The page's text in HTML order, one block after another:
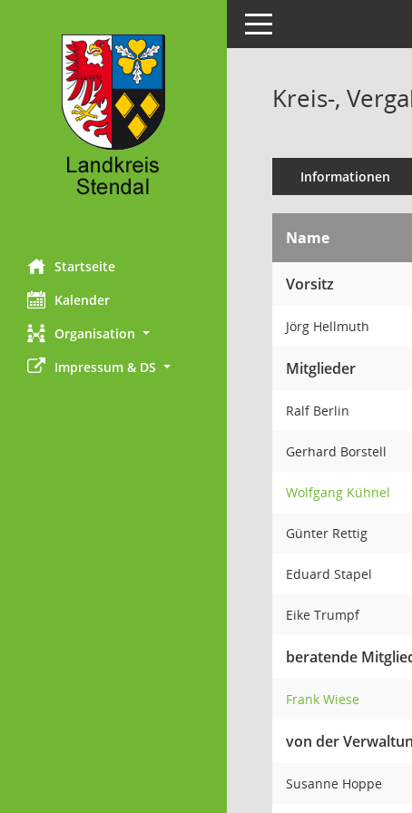
Startseite
Kalender
Organisation
Impressum & DS
Toggle navigation
Kreis-,
Informationen
Name
Vorsitz
Jörg Hellmuth
Mitglieder
Ralf Berlin
Gerhard Borstell
Wolfgang Kühnel
Günter Rettig
Eduard Stapel
Eike Trumpf
beratende
Frank Wiese
von der
Susanne Hoppe